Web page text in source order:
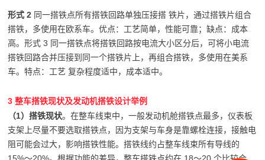
形式 2 同一搭铁点所有搭铁回路单独压接搭 铁片，通过搭铁片组合
搭铁，多使用在欧系车。优点：工艺简单，性能可靠；缺点：成本
高。形式 3 同一搭铁点将搭铁回路按电流大小区分后，可将小电流
搭铁回路合并压接到同一个搭铁片上，再组合搭铁，多使用在美系
车。特点：工艺 复杂程度适中，成本适中。
3 整车搭铁现状及发动机搭铁设计举例
（1）搭铁现状。在整车线束中，一般发动机舱搭铁点最多，仪表板
支架上尽量不要选取搭铁点，因为支架与车身是靠螺栓连接，接触电
阻可能会过大，影响搭铁性能。搭铁线约占整车线束所有导线的